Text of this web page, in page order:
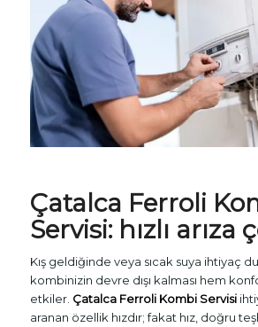
Çatalca Ferroli
Servisi: hızlı arıza
Kış geldiğinde veya sıcak suya ihtiyaç
kombinizin devre dışı kalması hem
etkiler. Çatalca Ferroli Kombi Servisi
aranan özellik hızdır; fakat hız, doğru